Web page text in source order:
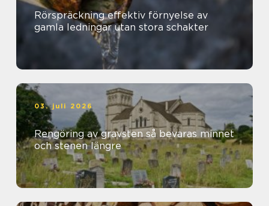
Rörspräckning effektiv förnyelse av
gamla ledningar utan stora schakter
03. juli 2026
Rengöring av gravsten så bevaras minnet
och stenen längre